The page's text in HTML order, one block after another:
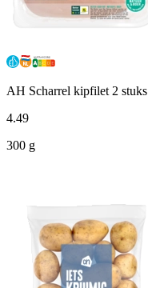
AH Scharrel kipfilet 2 stuks
4.49
300 g